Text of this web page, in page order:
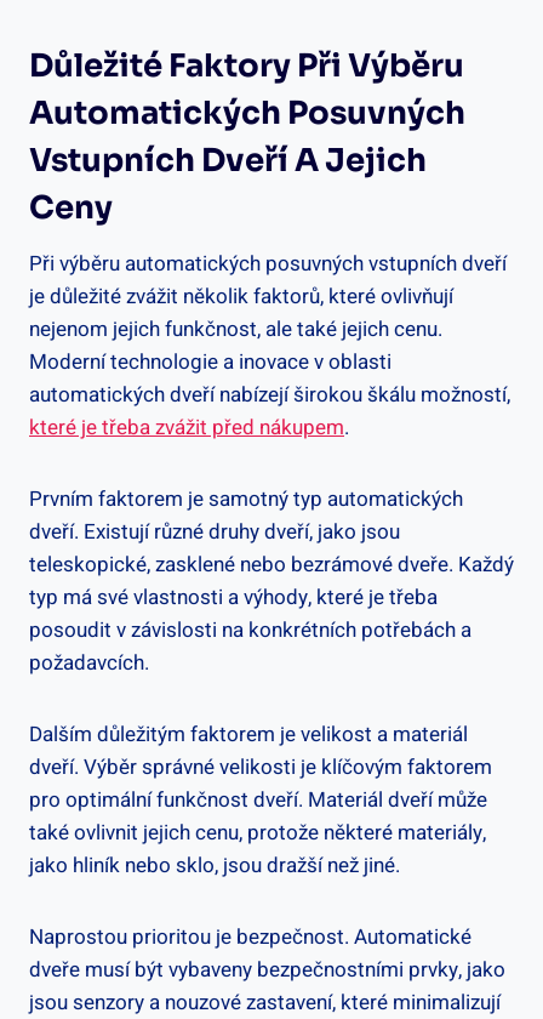
Důležité Faktory Při Výběru
Automatických Posuvných
⁣vstupních Dveří A Jejich
Ceny
Při výběru ⁢automatických ‌posuvných vstupních dveří ​
je důležité⁢ zvážit několik‍ faktorů,⁣ které ovlivňují
⁣nejenom jejich ‌funkčnost, ‌ale také jejich cenu.
Moderní ‍technologie a ‍inovace v⁣ oblasti
automatických dveří nabízejí širokou škálu​ možností,‌
které je ‍třeba zvážit před nákupem.
Prvním ⁤faktorem je samotný typ automatických
dveří.⁤ Existují různé ⁢druhy dveří, jako jsou
teleskopické, zasklené ‌nebo bezrámové ⁤dveře.​ Každý
‍typ má své‍ vlastnosti a výhody, které je třeba
posoudit ⁣v závislosti ‍na​ konkrétních⁤ potřebách a
požadavcích.
Dalším důležitým‍ faktorem je velikost a materiál
dveří. Výběr‌ správné velikosti‍ je ​klíčovým faktorem
⁣pro optimální funkčnost ​dveří. Materiál dveří​ může
také‍ ovlivnit jejich cenu, protože‌ některé materiály,
jako hliník nebo sklo, jsou dražší než jiné.
Naprostou prioritou je bezpečnost.​ Automatické
dveře⁤ musí být vybaveny bezpečnostními prvky, jako⁤
jsou senzory a nouzové⁣ zastavení, které minimalizují